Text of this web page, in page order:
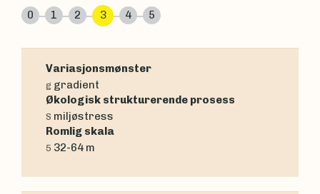
0
1 2 3 4 5
Variasjonsmønster
g gradient
Økologisk strukturerende prosess
S miljøstress
Romlig skala
5 32-64 m